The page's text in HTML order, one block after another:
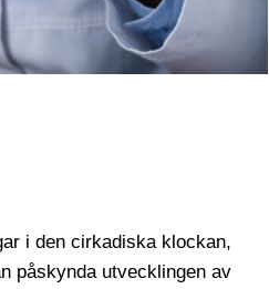
i den cirkadiska klockan,
påskynda utvecklingen av